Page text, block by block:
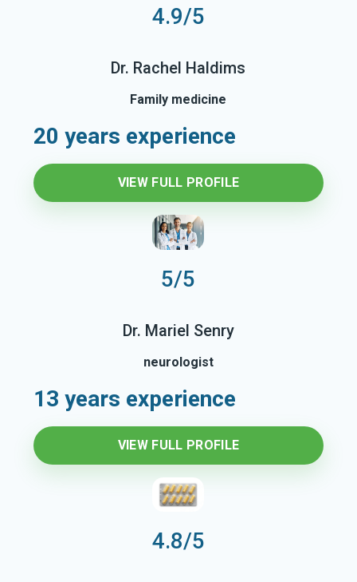
4.9/5
Dr. Rachel Haldims
Family medicine
20 years experience
VIEW FULL PROFILE
5/5
Dr. Mariel Senry
neurologist
13 years experience
VIEW FULL PROFILE
4.8/5